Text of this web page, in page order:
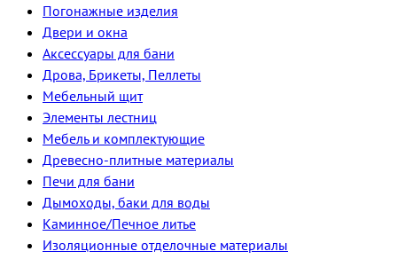
Погонажные изделия
Двери и окна
Аксессуары для бани
Дрова, Брикеты, Пеллеты
Мебельный щит
Элементы лестниц
Мебель и комплектующие
Древесно-плитные материалы
Печи для бани
Дымоходы, баки для воды
Каминное/Печное литье
Изоляционные отделочные материалы